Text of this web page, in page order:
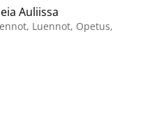
Auliissa
, Luennot, Opetus,